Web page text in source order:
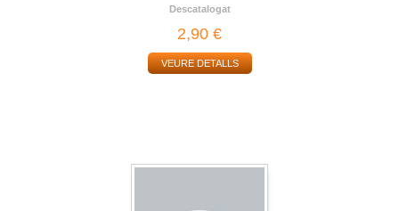
Descatalogat
2,90 €
VEURE DETALLS